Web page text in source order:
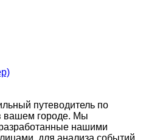
путеводитель по
вашем городе. Мы
нашими
для анализа событий